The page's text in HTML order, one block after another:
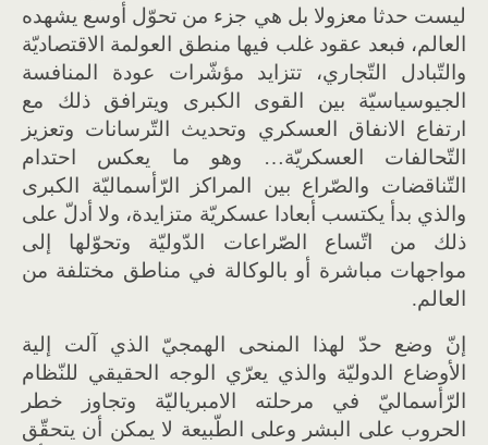
ليست حدثا معزولا بل هي جزء من تحوّل أوسع يشهده
العالم، فبعد عقود غلب فيها منطق العولمة الاقتصاديّة
والتّبادل التّجاري، تتزايد مؤشّرات عودة المنافسة
الجيوسياسيّة بين القوى الكبرى ويترافق ذلك مع
ارتفاع الانفاق العسكري وتحديث التّرسانات وتعزيز
التّحالفات العسكريّة… وهو ما يعكس احتدام
التّناقضات والصّراع بين المراكز الرّأسماليّة الكبرى
والذي بدأ يكتسب أبعادا عسكريّة متزايدة، ولا أدلّ على
ذلك من اتّساع الصّراعات الدّوليّة وتحوّلها إلى
مواجهات مباشرة أو بالوكالة في مناطق مختلفة من
العالم.
إنّ وضع حدّ لهذا المنحى الهمجيّ الذي آلت إلية
الأوضاع الدوليّة والذي يعرّي الوجه الحقيقي للنّظام
الرّأسماليّ في مرحلته الامبرياليّة وتجاوز خطر
الحروب على البشر وعلى الطّبيعة لا يمكن أن يتحقّق